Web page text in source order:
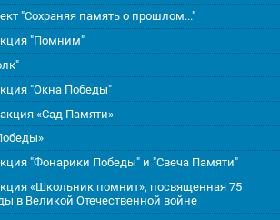
"Сохраняя память о прошлом..."
"Помним"
"Окна Победы"
«Сад Памяти»
"Фонарики Победы" и "Свеча Памяти"
«Школьник помнит», посвященная 75
в Великой Отечественной войне